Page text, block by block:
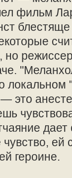
фильм
но
локальном
это
ей
героине.